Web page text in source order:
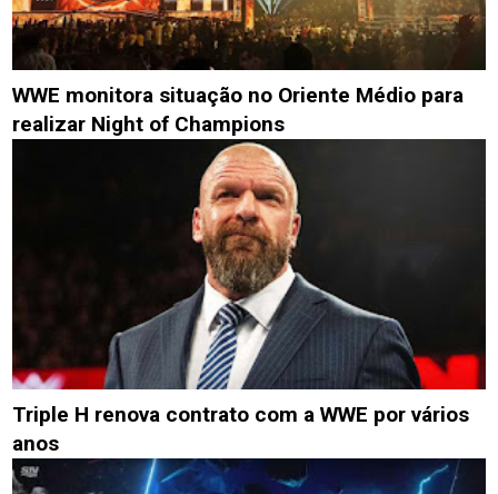
WWE monitora situação no Oriente Médio para
realizar Night of Champions
Triple H renova contrato com a WWE por vários
anos